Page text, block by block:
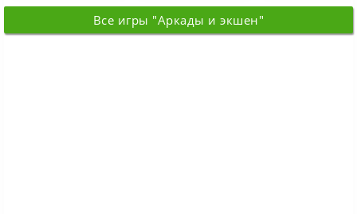
которое переносит
оборонять
пассивном
Все игры "Аркады и экшен"